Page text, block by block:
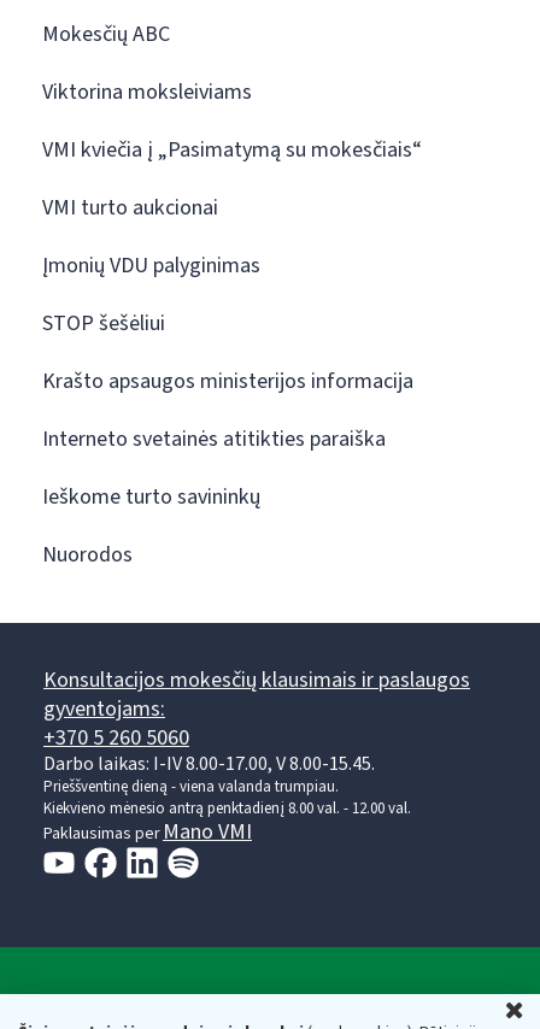
Mokesčių ABC
Viktorina moksleiviams
VMI kviečia į „Pasimatymą su mokesčiais“
VMI turto aukcionai
Įmonių VDU palyginimas
STOP šešėliui
Krašto apsaugos ministerijos informacija
Interneto svetainės atitikties paraiška
Ieškome turto savininkų
Nuorodos
Konsultacijos mokesčių klausimais ir paslaugos
gyventojams:
+370 5 260 5060
Darbo laikas: I-IV 8.00-17.00, V 8.00-15.45.
Prieššventinę dieną - viena valanda trumpiau.
Kiekvieno mėnesio antrą penktadienį 8.00 val. - 12.00 val.
Paklausimas per Mano VMI